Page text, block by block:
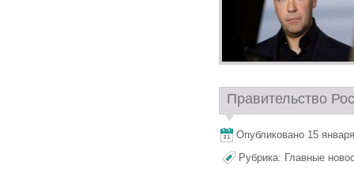
Правительство
Опубликовано 15
Рубрика: Главные